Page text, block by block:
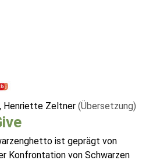
, Henriette Zeltner (Übersetzung)
ist geprägt von
Konfrontation von Schwarzen